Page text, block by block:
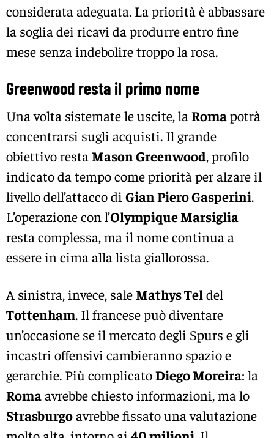
considerata adeguata. La priorità è abbassare
la soglia dei ricavi da produrre entro fine
mese senza indebolire troppo la rosa.
Greenwood resta il primo nome
Una volta sistemate le uscite, la Romapotrà
concentrarsi sugli acquisti. Il grande
obiettivo resta Mason Greenwood, profilo
indicato da tempo come priorità per alzare il
livello dell’attacco di Gian Piero Gasperini.
L’operazione con l’Olympique Marsiglia
resta complessa, ma il nome continua a
essere in cima alla lista giallorossa.
A sinistra, invece, sale Mathys Teldel
Tottenham. Il francese può diventare
un’occasione se il mercato degli Spurs e gli
incastri offensivi cambieranno spazio e
gerarchie. Più complicatoDiego Moreira: la
Romaavrebbe chiesto informazioni, ma lo
Strasburgoavrebbe fissato una valutazione